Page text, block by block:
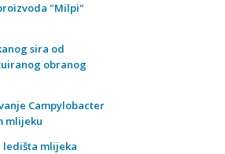
"Milpi"
sira od
obranog
Campylobacter
mlijeku
ledišta mlijeka